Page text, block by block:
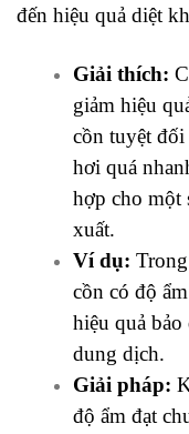
đến hiệu quả diệt
Giải thích:
giảm hiệu
cồn tuyệt
hơi quá
hợp cho một
xuất.
Ví dụ:
cồn có độ
hiệu quả
dung dịch.
Giải pháp:
độ ẩm đạt